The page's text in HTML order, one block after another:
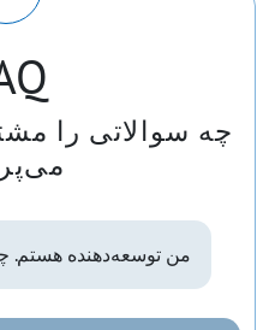
چه سوالاتی را
من توسعه‌دهنده هستم.